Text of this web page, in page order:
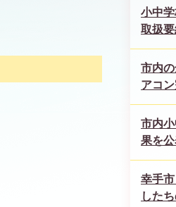
小中
取扱
市内
アコ
市内
果を
幸手
した